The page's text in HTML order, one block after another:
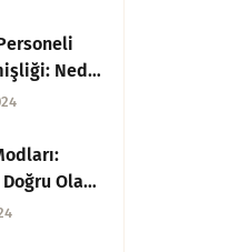
Nedir
Olanı